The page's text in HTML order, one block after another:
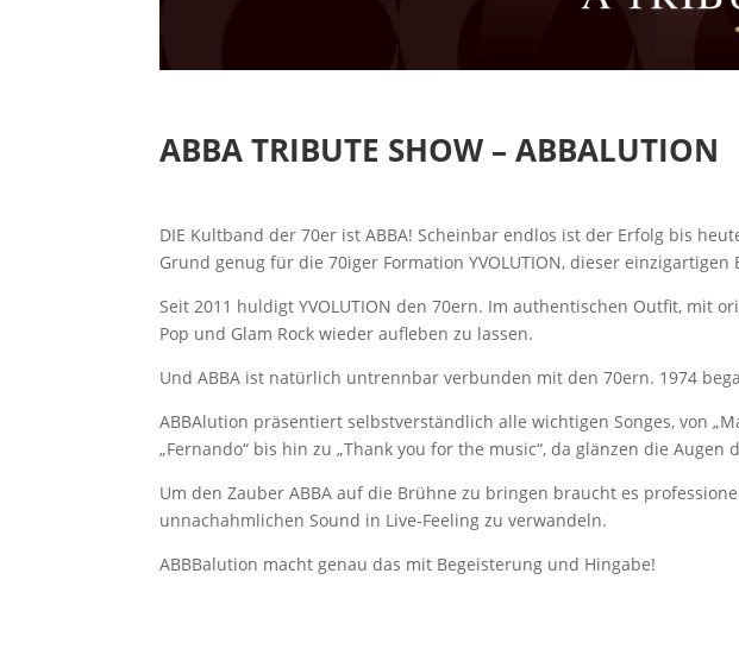
ABBA TRIBUTE SHOW – ABBALUTION
DIE Kultband der 70er ist ABBA! Scheinbar endlos ist der Erfolg bis
Grund genug für die 70iger Formation YVOLUTION, dieser
Seit 2011 huldigt YVOLUTION den 70ern. Im authentischen Outfit, mit
Pop und Glam Rock wieder aufleben zu lassen.
Und ABBA ist natürlich untrennbar verbunden mit den 70ern. 1974
ABBAlution präsentiert selbstverständlich alle wichtigen Songes, von
„Fernando“ bis hin zu „Thank you for the music“, da glänzen die Augen
Um den Zauber ABBA auf die Brühne zu bringen braucht es
unnachahmlichen Sound in Live-Feeling zu verwandeln.
ABBBalution macht genau das mit Begeisterung und Hingabe!